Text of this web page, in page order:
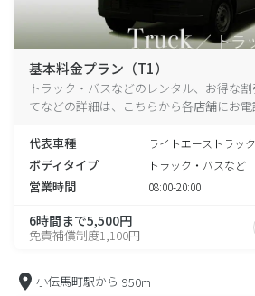
基本料金プラン（T1）
トラック・バスなどのレンタル、お得な
てなどの詳細は、こちらから各店舗にお電
代表車種 ライトエーストラッ
ボディタイプ トラック・バスなど
営業時間 08:00-20:00
6時間まで5,500円
免責補償制度1,100円
小伝馬町駅から 950m